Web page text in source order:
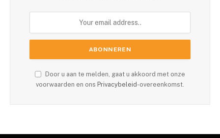
Door u aan te melden, gaat u akkoord met onze
voorwaarden en ons Privacybeleid-overeenkomst.